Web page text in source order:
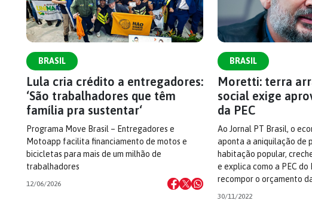
BRASIL
Lula cria crédito a entregadores:
‘São trabalhadores que têm
família pra sustentar‘
Programa Move Brasil – Entregadores e
Motoapp facilita financiamento de motos e
bicicletas para mais de um milhão de
trabalhadores
12/06/2026
BRASIL
Moretti: terra
social exige
da PEC
Ao Jornal PT Brasil, o
aponta a aniquilação de
habitação popular,
e explica como a PEC do
recompor o orçamento
30/11/2022